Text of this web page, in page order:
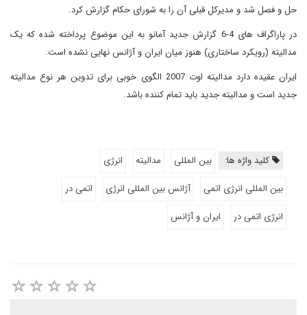
حل و فصل شد و مدیرکل قبلی آن را به شورای حکام گزارش کرد.
در پاراگراف های 4-6 گزارش جدید آمانو به این موضوع پرداخته شده که یک
مدالیته (رویکرد ساختاری) هنوز میان ایران و آژانس نهایی نشده است.
ایران عقیده دارد مدالیته اوت 2007 الگوی خوبی برای تدوین هر نوع مدالیته
جدید است و مدالیته جدید باید تمام کننده باشد.
کلید واژه ها: بین المللی مدالیته
انرژی
بین المللی انرژی اتمی
آژانس بین المللی انرژی
اتمی در
انرژی اتمی در
ایران و آژانس